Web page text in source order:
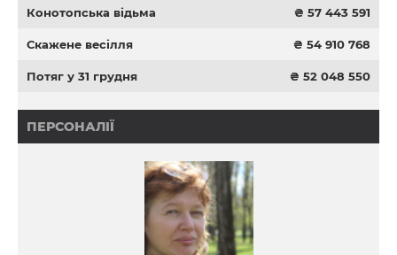
Конотопська відьма ₴ 57 443 591
Скажене весілля ₴ 54 910 768
Потяг у 31 грудня ₴ 52 048 550
ПЕРСОНАЛІЇ